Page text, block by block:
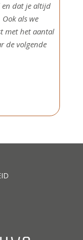
en dat je altijd
als we
met het aantal
de volgende